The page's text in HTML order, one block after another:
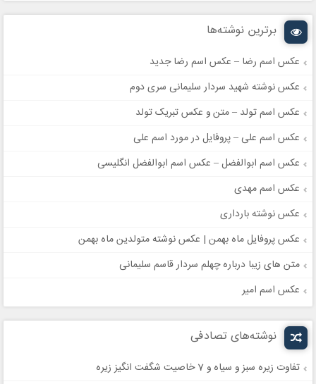
برترین نوشته‌ها
عکس اسم رضا – عکس اسم رضا جدید
عکس نوشته شهید سردار سلیمانی سری دوم
عکس اسم تولد – متن و عکس تبریک تولد
عکس اسم علی – پروفایل در مورد اسم علی
عکس اسم ابوالفضل – عکس اسم ابوالفضل انگلیسی
عکس اسم مهدی
عکس نوشته بارداری
عکس پروفایل ماه بهمن | عکس نوشته متولدین ماه بهمن
متن های زیبا درباره چهلم سردار قاسم سلیمانی
عکس اسم امیر
نوشته‌های تصادفی
تفاوت زیره سبز و سیاه و 7 خاصیت شگفت انگیز زیره